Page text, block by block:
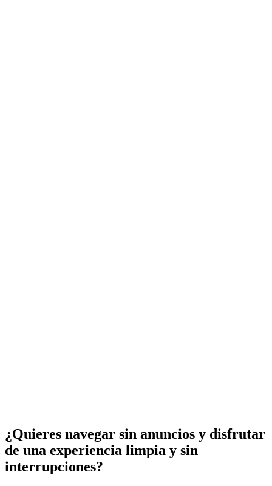
¿Quieres navegar sin anuncios y disfrutar
de una experiencia limpia y sin
interrupciones?